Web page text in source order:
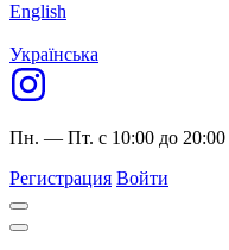
English
Українська
Пн. — Пт. с 10:00 до 20:00
Регистрация Войти